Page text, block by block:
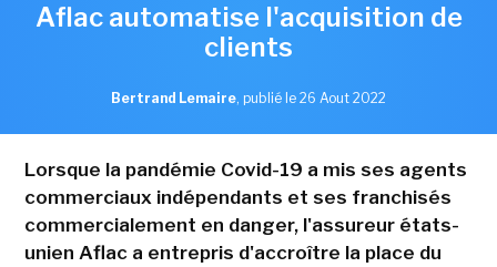
Aflac automatise l'acquisition de
clients
Bertrand Lemaire, publié le 26 Aout 2022
Lorsque la pandémie Covid-19 a mis ses agents
commerciaux indépendants et ses franchisés
commercialement en danger, l'assureur états-
unien Aflac a entrepris d'accroître la place du